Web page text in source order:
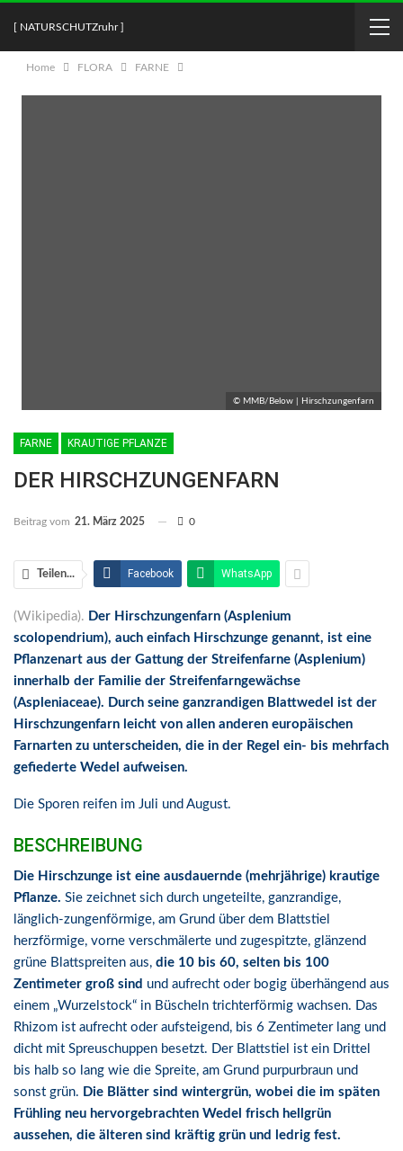
[ NATURSCHUTZruhr ]
Home FLORA FARNE
© MMB/Below | Hirschzungenfarn
FARNE KRAUTIGE PFLANZE
DER HIRSCHZUNGENFARN
Beitrag vom 21. März 2025 0
Teilen... Facebook WhatsApp
(Wikipedia). Der Hirschzungenfarn (Asplenium
scolopendrium), auch einfach Hirschzunge genannt, ist eine
Pflanzenart aus der Gattung der Streifenfarne (Asplenium)
innerhalb der Familie der Streifenfarngewächse
(Aspleniaceae). Durch seine ganzrandigen Blattwedel ist der
Hirschzungenfarn leicht von allen anderen europäischen
Farnarten zu unterscheiden, die in der Regel ein- bis mehrfach
gefiederte Wedel aufweisen.
Die Sporen reifen im Juli und August.
BESCHREIBUNG
Die Hirschzunge ist eine ausdauernde (mehrjährige) krautige
Pflanze. Sie zeichnet sich durch ungeteilte, ganzrandige,
länglich-zungenförmige, am Grund über dem Blattstiel
herzförmige, vorne verschmälerte und zugespitzte, glänzend
grüne Blattspreiten aus, die 10 bis 60, selten bis 100
Zentimeter groß sind und aufrecht oder bogig überhängend aus
einem „Wurzelstock“ in Büscheln trichterförmig wachsen. Das
Rhizom ist aufrecht oder aufsteigend, bis 6 Zentimeter lang und
dicht mit Spreuschuppen besetzt. Der Blattstiel ist ein Drittel
bis halb so lang wie die Spreite, am Grund purpurbraun und
sonst grün. Die Blätter sind wintergrün, wobei die im späten
Frühling neu hervorgebrachten Wedel frisch hellgrün
aussehen, die älteren sind kräftig grün und ledrig fest.